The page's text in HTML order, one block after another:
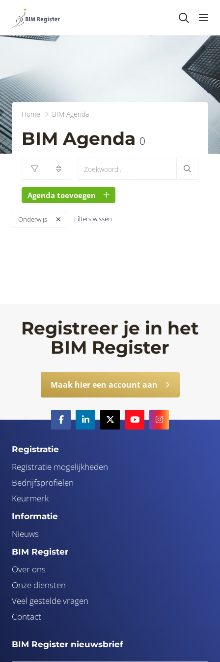
Home BIM Agenda
BIM Agenda 0
Agenda toevoegen
Onderwijs Filters wissen
Registreer je in het
BIM Register
Maak hier een account aan
Registratie
Registratie mogelijkheden
Bedrijfsprofielen
Keurmerk
Informatie
Nieuws
BIM Register
Over ons
Onze diensten
Veel gestelde vragen
Contact
BIM Register nieuwsbrief